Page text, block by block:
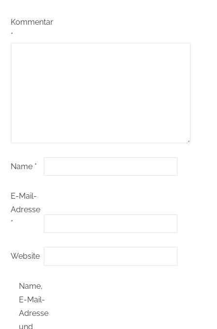
Kommentar
*
Name *
E-Mail-
Adresse
*
Website
Name,
E-Mail-
Adresse
und